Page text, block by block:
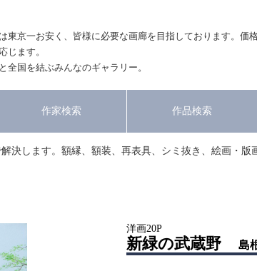
東京一お安く、皆様に必要な画廊を目指しております。価
じます。
全国を結ぶみんなのギャラリー。
作家検索 作品検索
決します。額縁、額装、再表具、シミ抜き、絵画・版
洋画20P
新緑の武蔵野 島